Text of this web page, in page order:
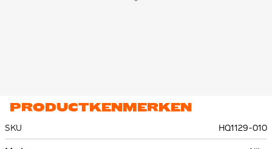
PRODUCTKENMERKEN
SKU
HQ1129-010